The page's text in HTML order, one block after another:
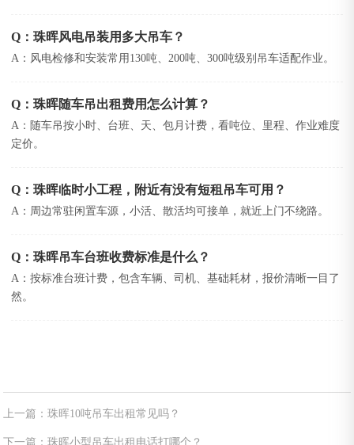
Q：珠晖风电吊装用多大吊车？
A：风电检修和安装常用130吨、200吨、300吨级别吊车适配作业。
Q：珠晖随车吊出租费用怎么计算？
A：随车吊按小时、台班、天、包月计费，看吨位、里程、作业难度
定价。
Q：珠晖临时小工程，附近有没有短租吊车可用？
A：周边常驻闲置车源，小活、散活均可接单，就近上门不绕路。
Q：珠晖吊车台班收费标准是什么？
A：按标准台班计费，包含车辆、司机、基础耗材，报价清晰一目了
然。
上一篇：珠晖10吨吊车出租常见吗？
下一篇：珠晖小型吊车出租电话打哪个？